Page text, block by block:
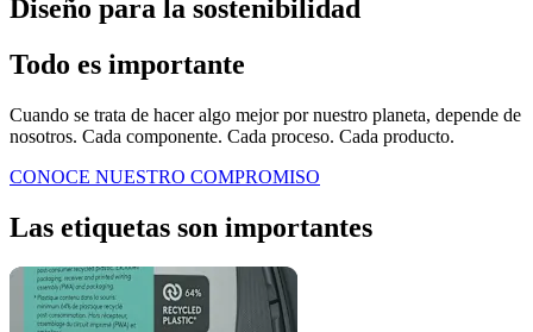
Diseño para la sostenibilidad
Todo es importante
Cuando se trata de hacer algo mejor por nuestro planeta, depende de
nosotros. Cada componente. Cada proceso. Cada producto.
CONOCE NUESTRO COMPROMISO
Las etiquetas son importantes